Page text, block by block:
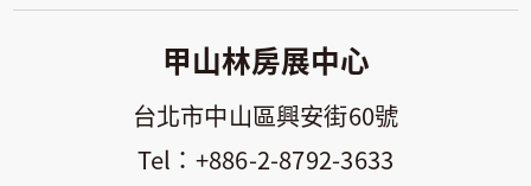
甲山林房展中心
台北市中山區興安街60號
+886-2-8792-3633